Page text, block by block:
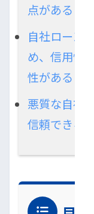
点がある
自社ローン
め、信用情
性がある
悪質な自社
信頼できる